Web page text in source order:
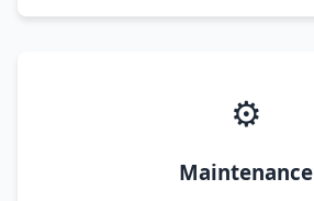
⚙️
Maintenance